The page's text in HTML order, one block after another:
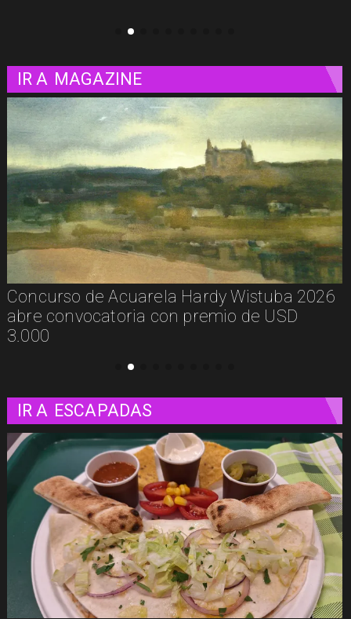
IR A MAGAZINE
De la calle a los libros: Pablito Recupera
presenta Psicología Callejera
IR A ESCAPADAS